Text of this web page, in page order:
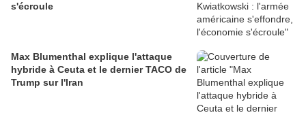
s'écroule
Max Blumenthal explique l'attaque
hybride à Ceuta et le dernier TACO de
Trump sur l'Iran